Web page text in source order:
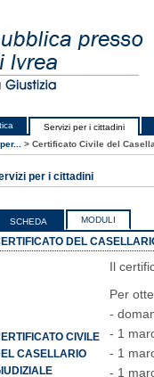
Servizi per i cittadini
> Certificato Civile del
per i cittadini
SCHEDA MODULI
DEL
CIVILE
CASELLARIO
Il
Per
-
- 1
- 1
- 1